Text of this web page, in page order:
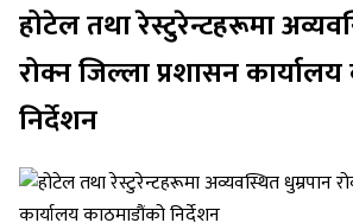
होटेल तथा रेस्टुरेन्टहरूमा
रोक्न जिल्ला प्रशासन
निर्देशन